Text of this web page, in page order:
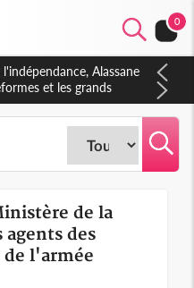
0
Bah admire le modèle
le développement
de la
des
l'armée